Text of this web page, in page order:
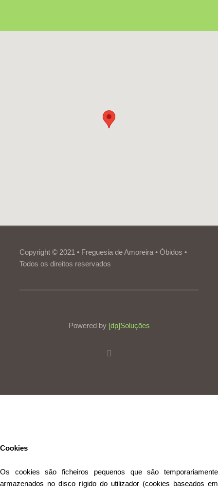
Copyright © 2021 • Freguesia de Amoreira • Óbidos •
Todos os direitos reservados
Powered by [dp]Soluções
Cookies
Os cookies são ficheiros pequenos que são temporariamente
armazenados no disco rígido do utilizador (cookies baseados em